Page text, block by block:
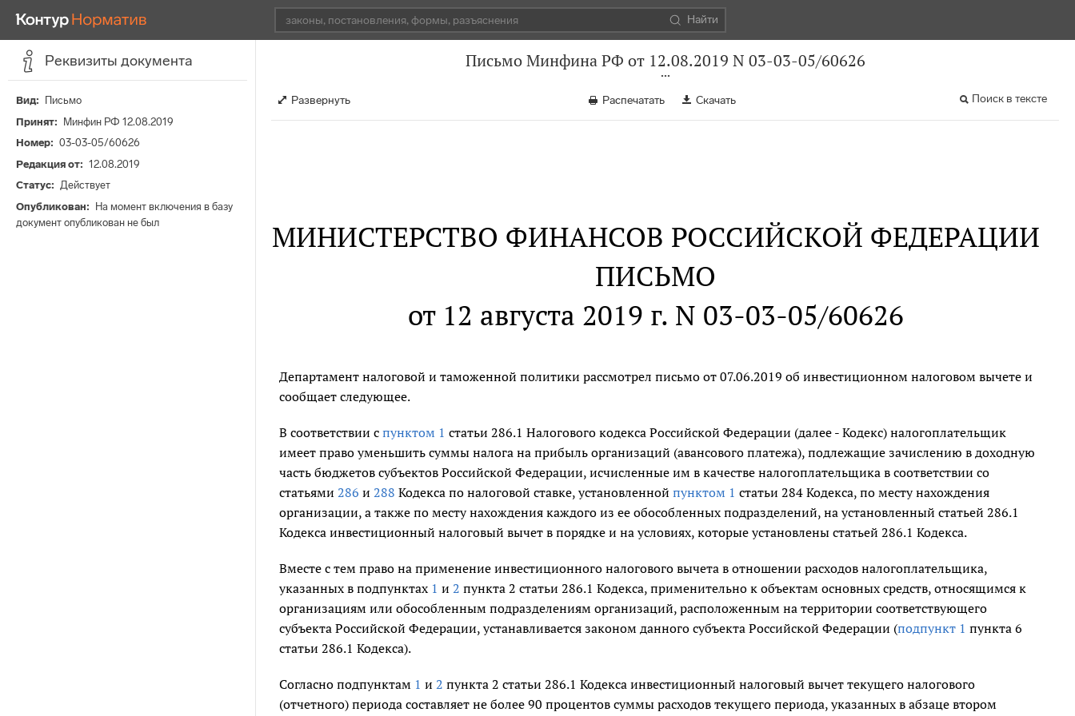
Найти
Реквизиты документа
Вид
Письмо
Принят
Минфин РФ 12.08.2019
Номер
03-03-05/60626
Редакция от
12.08.2019
Статус
Действует
Опубликован
На момент включения в базу
документ опубликован не был
Письмо Минфина РФ от 12.08.2019 N 03-03-05/60626
Развернуть Распечатать Скачать Поиск в тексте
МИНИСТЕРСТВО ФИНАНСОВ РОССИЙСКОЙ ФЕДЕРАЦИИ
ПИСЬМО
от 12 августа 2019 г. N 03-03-05/60626
Департамент налоговой и таможенной политики рассмотрел письмо от 07.06.2019 об инвестиционном налоговом вычете и
сообщает следующее.
В соответствии с пунктом 1 статьи 286.1 Налогового кодекса Российской Федерации (далее - Кодекс) налогоплательщик
имеет право уменьшить суммы налога на прибыль организаций (авансового платежа), подлежащие зачислению в доходную
часть бюджетов субъектов Российской Федерации, исчисленные им в качестве налогоплательщика в соответствии со
статьями 286 и 288 Кодекса по налоговой ставке, установленной пунктом 1 статьи 284 Кодекса, по месту нахождения
организации, а также по месту нахождения каждого из ее обособленных подразделений, на установленный статьей 286.1
Кодекса инвестиционный налоговый вычет в порядке и на условиях, которые установлены статьей 286.1 Кодекса.
Вместе с тем право на применение инвестиционного налогового вычета в отношении расходов налогоплательщика,
указанных в подпунктах 1 и 2 пункта 2 статьи 286.1 Кодекса, применительно к объектам основных средств, относящимся к
организациям или обособленным подразделениям организаций, расположенным на территории соответствующего
субъекта Российской Федерации, устанавливается законом данного субъекта Российской Федерации (подпункт 1 пункта 6
статьи 286.1 Кодекса).
Согласно подпунктам 1 и 2 пункта 2 статьи 286.1 Кодекса инвестиционный налоговый вычет текущего налогового
(отчетного) периода составляет не более 90 процентов суммы расходов текущего периода, указанных в абзаце втором